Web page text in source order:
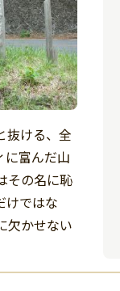
抜ける、全
に富んだ山
その名に恥
けではな
欠かせない